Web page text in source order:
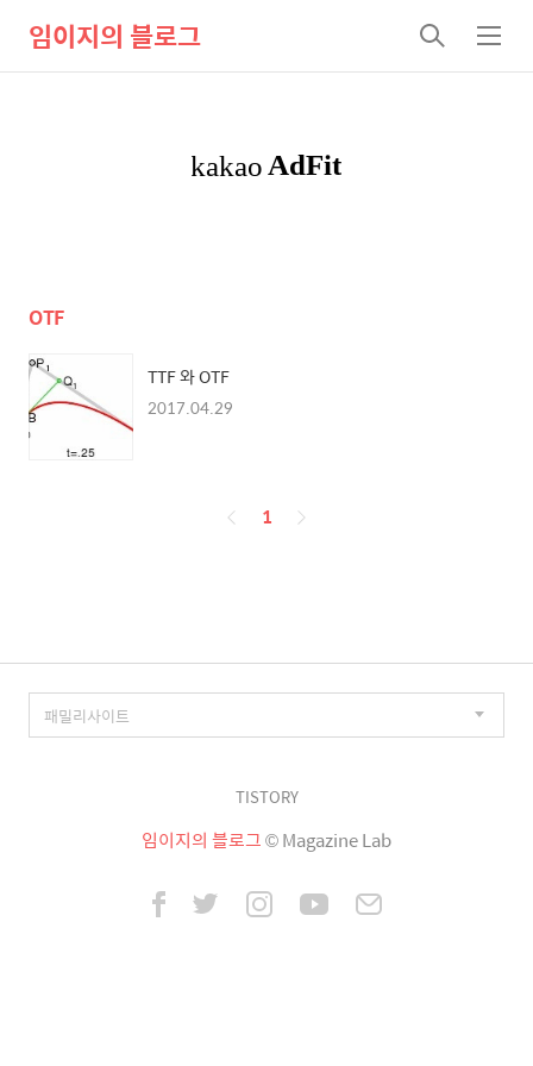
임이지의 블로그
검
색
메
뉴
OTF
TTF 와 OTF
2017.04.29
페
1
TISTORY
임이지의 블로그© Magazine Lab